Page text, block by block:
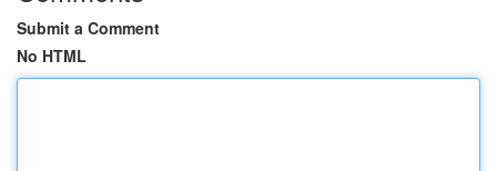
Submit a Comment
No HTML